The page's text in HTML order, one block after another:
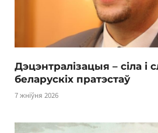
Дэцэнтралізацыя – сіла і
беларускіх пратэстаў
7 жніўня 2026